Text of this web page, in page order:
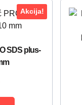
Akcija!
SDS plus-